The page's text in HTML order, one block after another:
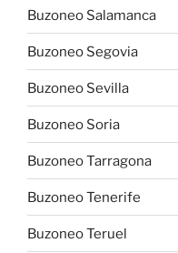
Buzoneo Salamanca
Buzoneo Segovia
Buzoneo Sevilla
Buzoneo Soria
Buzoneo Tarragona
Buzoneo Tenerife
Buzoneo Teruel